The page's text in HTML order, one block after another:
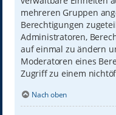
mehreren Gruppen
Berechtigungen
Administratoren,
auf einmal zu ändern
Moderatoren eines
Zugriff zu einem
Nach oben